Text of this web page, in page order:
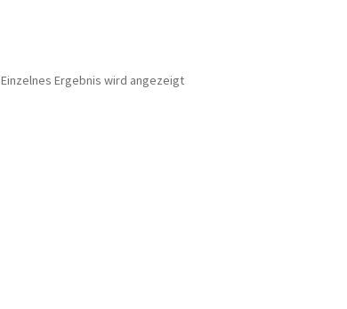
Einzelnes Ergebnis wird angezeigt